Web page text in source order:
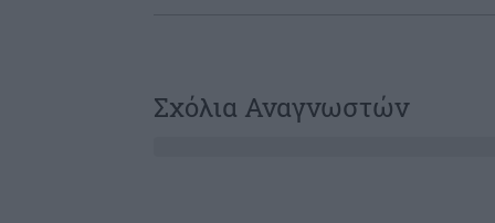
Σχόλια Αναγνωστών